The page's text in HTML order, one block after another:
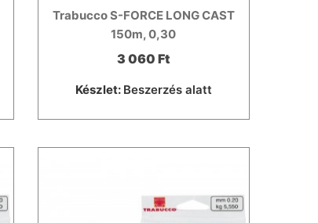
Trabucco S-FORCE LONG CAST
150m, 0,30
3 060 Ft
Készlet: Beszerzés alatt